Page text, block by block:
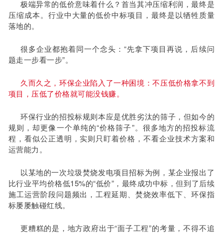
极端异常的低价意味着什么？首当其冲压缩利润，最终是
压缩成本。行业中大量的低价中标项目，最终是以牺牲质量
落地的。
很多企业都抱着同一个念头：“先拿下项目再说，后续问
题走一步看一步”。
久而久之，环保企业陷入了一种困境：不压低价格拿不到
项目，压低了价格就可能没钱赚。
环保行业的招投标规则本应是优胜劣汰的筛子，但如今的
规则，却更像一个单纯的“价格筛子”。很多地方的招投标流
程，看似公正透明，实则只盯着价格，不看企业技术方案和
运营能力。
以某地的一次垃圾焚烧发电项目招标为例，某企业报出了
比行业平均价格低15%的“低价”，最终成功中标，但到了后续
施工运营阶段问题频出，工程延期、焚烧效率低下、环保指
标屡屡触碰红线。
更糟糕的是，地方政府出于“面子工程”的考量，不得不追